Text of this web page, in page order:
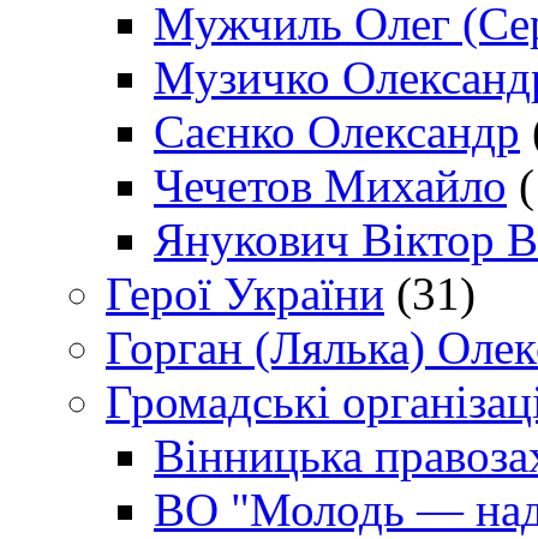
Мужчиль Олег
Музичко
Саєнко Олександр
Чечетов Михайло
Янукович Віктор
Герої України (31)
Горган (Лялька)
Громадські
Вінницька
ВО "Молодь —